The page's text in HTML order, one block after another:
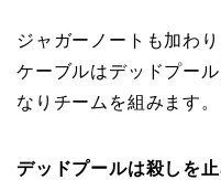
ジャガーノートも加わ
ケーブルはデッドプー
なりチームを組みます。
デッドプールは殺しを